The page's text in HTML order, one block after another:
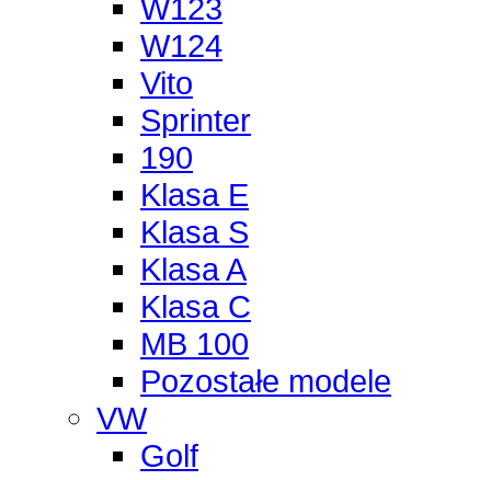
W123
W124
Vito
Sprinter
190
Klasa E
Klasa S
Klasa A
Klasa C
MB 100
Pozostałe modele
VW
Golf